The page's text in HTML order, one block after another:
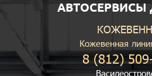
АВТОСЕРВИСЫ
Кожевенная
8 (812)